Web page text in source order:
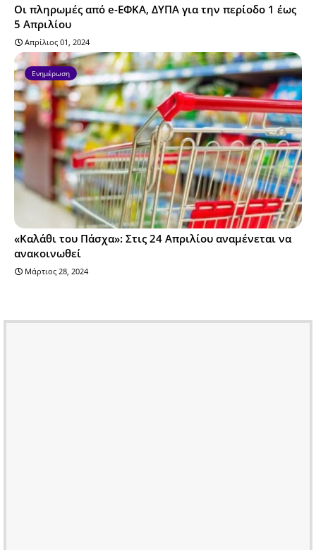
Οι πληρωμές από e-ΕΦΚΑ, ΔΥΠΑ για την περίοδο 1 έως
5 Απριλίου
Απρίλιος 01, 2024
Ενημέρωση
«Καλάθι του Πάσχα»: Στις 24 Απριλίου αναμένεται να
ανακοινωθεί
Μάρτιος 28, 2024